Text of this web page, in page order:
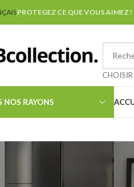
PROTEGEZ CE QUE VOUS AIMEZ !
NOS RAYONS